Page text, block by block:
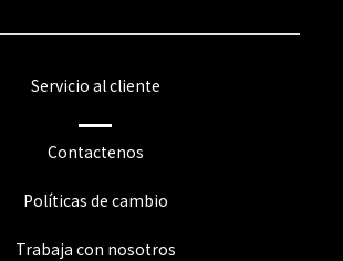
Servicio al cliente
Contactenos
Políticas de cambio
Trabaja con nosotros